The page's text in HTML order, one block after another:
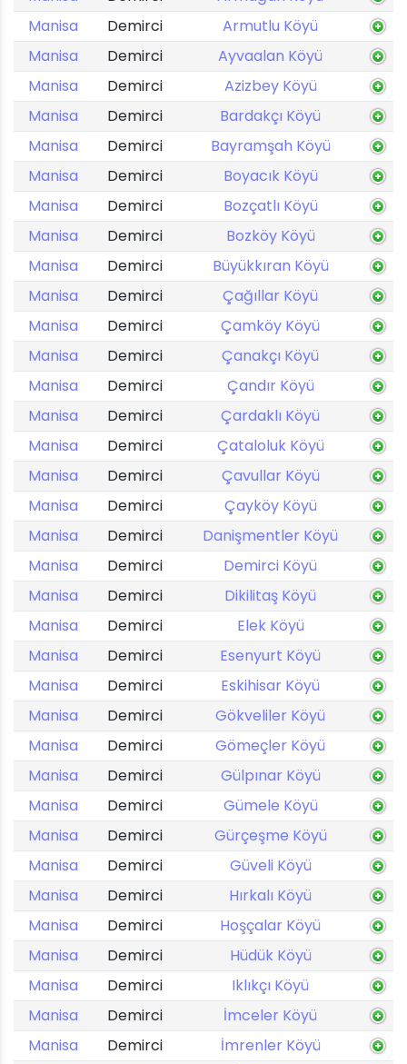
Manisa
Demirci
Armutlu Köyü
Manisa
Demirci
Ayvaalan Köyü
Manisa
Demirci
Azizbey Köyü
Manisa
Demirci
Bardakçı Köyü
Manisa
Demirci
Bayramşah Köyü
Manisa
Demirci
Boyacık Köyü
Manisa
Demirci
Bozçatlı Köyü
Manisa
Demirci
Bozköy Köyü
Manisa
Demirci
Büyükkıran Köyü
Manisa
Demirci
Çağıllar Köyü
Manisa
Demirci
Çamköy Köyü
Manisa
Demirci
Çanakçı Köyü
Manisa
Demirci
Çandır Köyü
Manisa
Demirci
Çardaklı Köyü
Manisa
Demirci
Çataloluk Köyü
Manisa
Demirci
Çavullar Köyü
Manisa
Demirci
Çayköy Köyü
Manisa
Demirci
Danişmentler Köyü
Manisa
Demirci
Demirci Köyü
Manisa
Demirci
Dikilitaş Köyü
Manisa
Demirci
Elek Köyü
Manisa
Demirci
Esenyurt Köyü
Manisa
Demirci
Eskihisar Köyü
Manisa
Demirci
Gökveliler Köyü
Manisa
Demirci
Gömeçler Köyü
Manisa
Demirci
Gülpınar Köyü
Manisa
Demirci
Gümele Köyü
Manisa
Demirci
Gürçeşme Köyü
Manisa
Demirci
Güveli Köyü
Manisa
Demirci
Hırkalı Köyü
Manisa
Demirci
Hoşçalar Köyü
Manisa
Demirci
Hüdük Köyü
Manisa
Demirci
Iklıkçı Köyü
Manisa
Demirci
İmceler Köyü
Manisa
Demirci
İmrenler Köyü